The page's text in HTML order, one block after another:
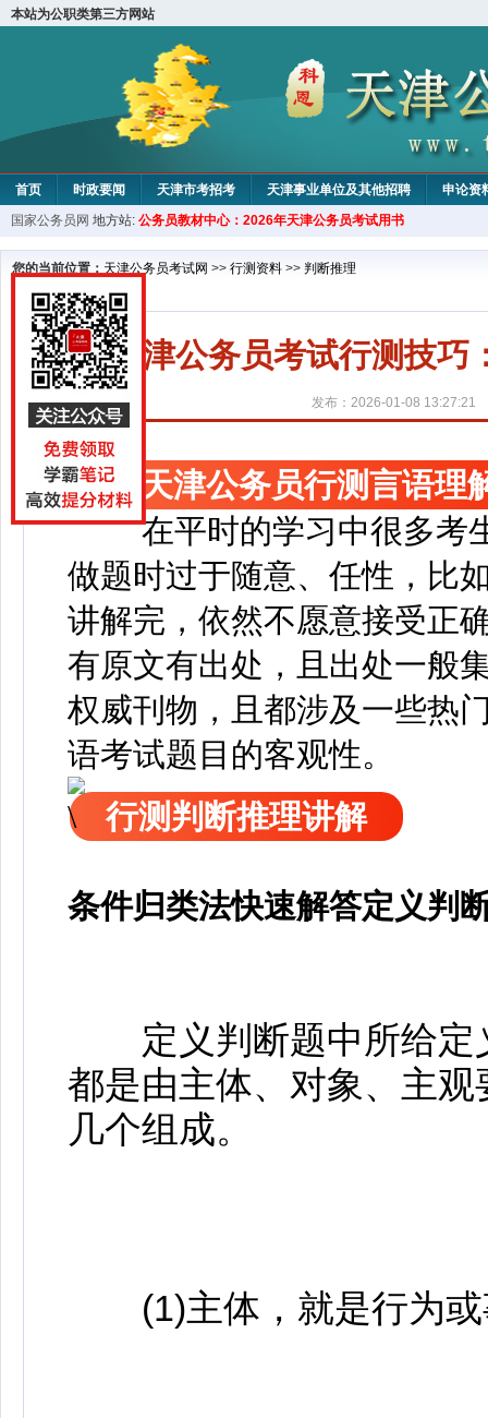
本站为公职类第三方网站
首页 时政要闻 天津市考招考 天津事业单位及其他招聘 申论资
教材中心
国家公务员网 地方站: 公务员教材中心：2026年天津公务员考试用书
您的当前位置： 天津公务员考试网 >> 行测资料 >> 判断推理
天津公务员考试行测技巧
发布：2026-01-08 13:27:21
天津公务员行测言语理
在平时的学习中很多考
做题时过于随意、任性，比
讲解完，依然不愿意接受正
有原文有出处，且出处一般
权威刊物，且都涉及一些热
语考试题目的客观性。
行测判断推理讲解
条件归类法快速解答定义判
定义判断题中所给定
都是由主体、对象、主
几个组成。
(1)主体，就是行为或